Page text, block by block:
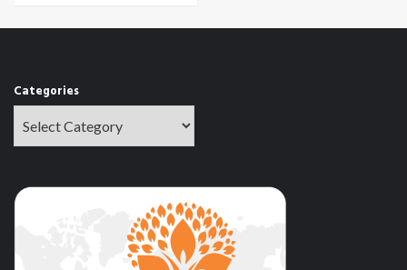
Categories